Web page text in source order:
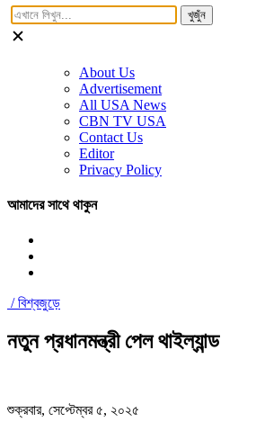
খুজুঁন
About Us
Advertisement
All USA News
CBN TV USA
Contact Us
Editor
Privacy Policy
আমাদের সাথে থাকুন
/বিশ্বজুড়ে
নতুন প্রধানমন্ত্রী পেল থাইল্যান্ড
শুক্রবার, সেপ্টেম্বর ৫, ২০২৫